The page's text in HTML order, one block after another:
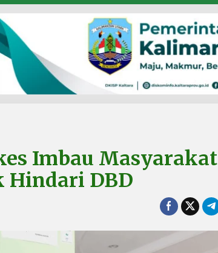
Imbau Masyarakat
Hindari DBD